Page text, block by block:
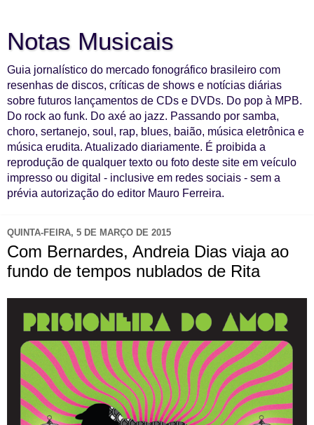
Notas Musicais
Guia jornalístico do mercado fonográfico brasileiro com
resenhas de discos, críticas de shows e notícias diárias
sobre futuros lançamentos de CDs e DVDs. Do pop à MPB.
Do rock ao funk. Do axé ao jazz. Passando por samba,
choro, sertanejo, soul, rap, blues, baião, música eletrônica e
música erudita. Atualizado diariamente. É proibida a
reprodução de qualquer texto ou foto deste site em veículo
impresso ou digital - inclusive em redes sociais - sem a
prévia autorização do editor Mauro Ferreira.
QUINTA-FEIRA, 5 DE MARÇO DE 2015
Com Bernardes, Andreia Dias viaja ao
fundo de tempos nublados de Rita